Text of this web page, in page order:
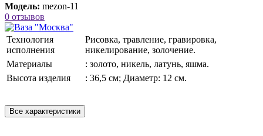
Модель: mezon-11
0 отзывов
Технология
исполнения
Рисовка, травление, гравировка,
никелирование, золочение.
Материалы
: золото, никель, латунь, яшма.
Высота изделия
: 36,5 см; Диаметр: 12 см.
Все характеристики